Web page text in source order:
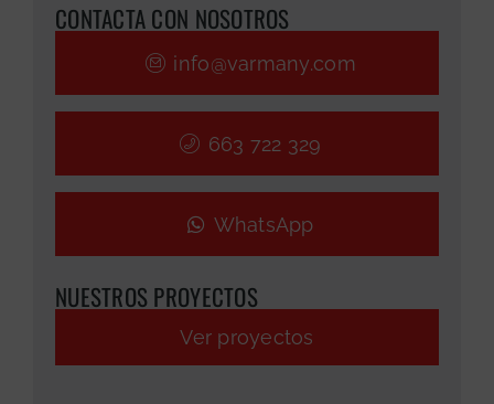
CONTACTA CON NOSOTROS
info@varmany.com
663 722 329
WhatsApp
NUESTROS PROYECTOS
Ver proyectos